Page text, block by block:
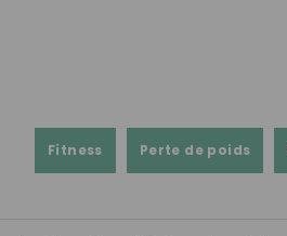
Fitness Perte de poids